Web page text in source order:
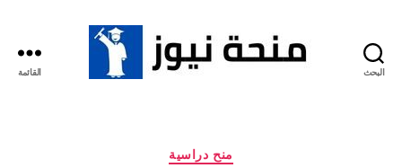
البحث القائمة
التصنيفات
منح دراسية